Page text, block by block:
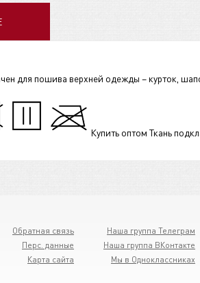
для пошива верхней одежды – курток,
Купить оптом Ткань
Обратная связь
Перс. данные
Карта сайта
Наша группа Телеграм
Наша группа ВКонтакте
Мы в Одноклассниках